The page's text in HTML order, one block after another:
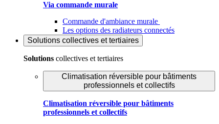
Via commande murale
Commande d'ambiance murale
Les options des radiateurs connectés
Solutions collectives et tertiaires
Solutions collectives et tertiaires
Climatisation réversible pour bâtiments
professionnels et collectifs
Climatisation réversible pour bâtiments
professionnels et collectifs